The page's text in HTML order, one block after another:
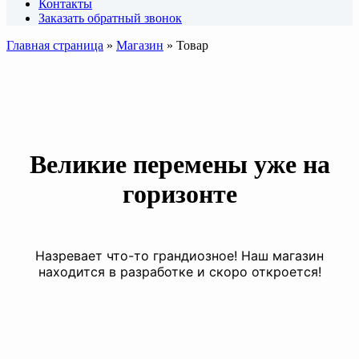
Контакты
Заказать обратный звонок
Главная страница » Магазин » Товар
Великие перемены уже на
горизонте
Назревает что-то грандиозное! Наш магазин
находится в разработке и скоро откроется!